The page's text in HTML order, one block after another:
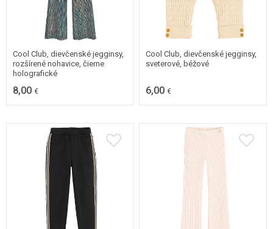
104
110
116
Cool Club, dievčenské jegginsy,
rozšírené nohavice, čierne
holografické
8,00 €
Cool Club, dievčenské jegginsy,
sveterové, béžové
6,00 €
104
110